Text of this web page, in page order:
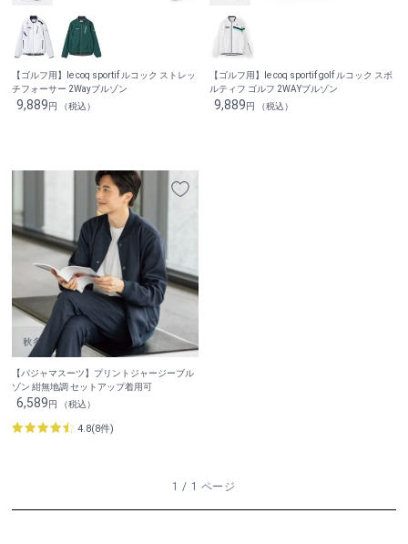
【ゴルフ用】le coq sportif ルコック ストレッ
チフォーサー 2Wayブルゾン
9,889円 （税込）
【ゴルフ用】le coq sportif golf ルコック スポ
ルティフ ゴルフ 2WAYブルゾン
9,889円 （税込）
【パジャマスーツ】プリントジャージーブル
ゾン 紺無地調 セットアップ着用可
6,589円 （税込）
4.8(8件)
1 / 1 ページ